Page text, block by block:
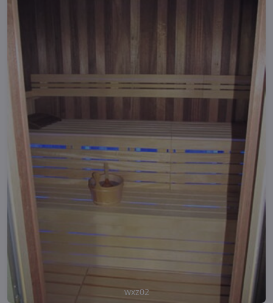
wxz02